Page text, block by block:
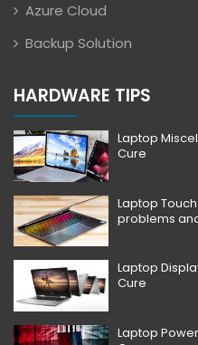
Azure Cloud
Backup Solution
HARDWARE TIPS
Laptop
Cure
Laptop
problems
Laptop
Cure
Laptop